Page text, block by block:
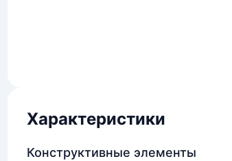
Характеристики
Конструктивные элементы